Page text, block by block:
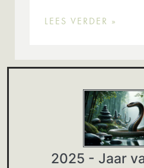
LEES VERDER »
2025 - Jaar